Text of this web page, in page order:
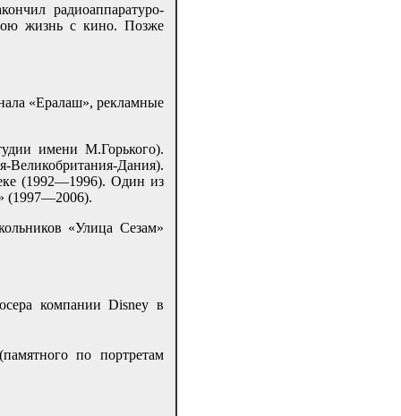
радиоаппаратуро-
жизнь с кино. Позже
«Ералаш», рекламные
имени М.Горького).
Великобритания-Дания).
(1992—1996). Один из
(1997—2006).
«Улица Сезам»
компании Disney в
по портретам